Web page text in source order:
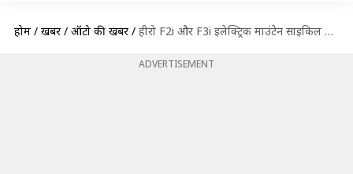
होम / खबरें / ऑटो की खबरें / हीरो F2i और F3i इलेक्ट्रिक माउंटेन साइकिल लॉन्च हुई, जानिए इनकी खासियत
ADVERTISEMENT